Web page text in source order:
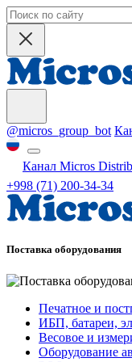
@micros_group_bot
Канал Micros
+998 (71) 200-34-34
Поставка оборудования
Печатное и
ИБП, батареи,
Весовое и
Оборудование